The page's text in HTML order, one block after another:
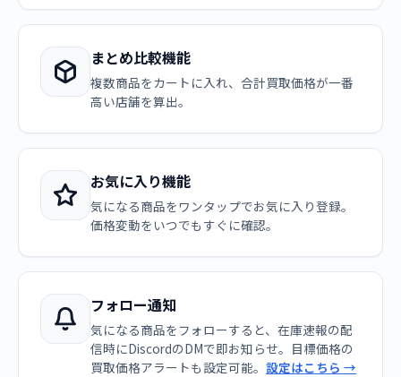
まとめ比較機能
複数商品をカートに入れ、合計買取価格が一番
高い店舗を算出。
お気に入り機能
気になる商品をワンタップでお気に入り登録。
価格変動をいつでもすぐに確認。
フォロー通知
気になる商品をフォローすると、在庫速報の配
信時にDiscordのDMで即お知らせ。目標価格の
買取価格アラートも設定可能。 設定はこちら →